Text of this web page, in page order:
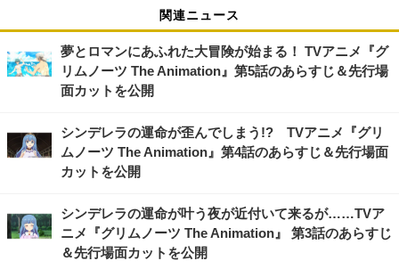
関連ニュース
夢とロマンにあふれた大冒険が始まる！ TVアニメ『グ
リムノーツ The Animation』第5話のあらすじ＆先行場
面カットを公開
シンデレラの運命が歪んでしまう!? TVアニメ『グリ
ムノーツ The Animation』第4話のあらすじ＆先行場面
カットを公開
シンデレラの運命が叶う夜が近付いて来るが……TVア
ニメ『グリムノーツ The Animation』 第3話のあらすじ
＆先行場面カットを公開